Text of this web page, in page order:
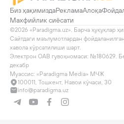
Биз ҳақимиздаРекламаАлоқа
Махфийлик сиёсати
©2026 «Paradigma.uz». Барча ҳуқуқлар
Сайтдаги маълумотлардан
хавола кўрсатилиши шарт.
Электрон ОАВ гувоҳномаси: №180629.
декабр
Муассис: «Paradigma Media» МЧЖ
100011, Тошкент, Навои кўчаси, 30
info@paradigma.uz